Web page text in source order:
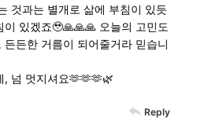
것과는 별개로 삶에 부침이 있듯
있겠죠🥹🙏🙏🙏 오늘의 고민도
든한 거름이 되어줄거라 믿습니
, 넘 멋지셔요🫶🫶🫶🌿
Reply